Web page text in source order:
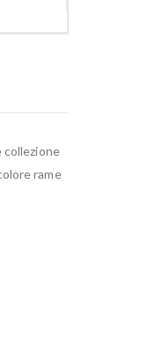
collezione
rame